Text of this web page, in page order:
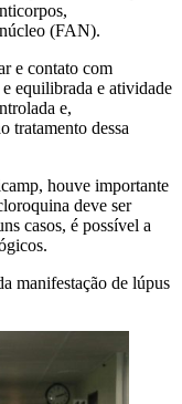
(FAN).
e contato com
equilibrada e atividade
e,
tratamento dessa
houve importante
deve ser
casos, é possível a
manifestação de lúpus